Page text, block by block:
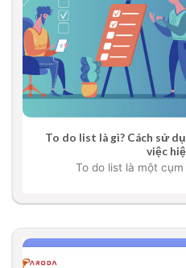
To do list là gì? Cách sử
việc
To do list là một